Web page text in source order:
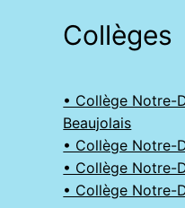
Collèges
• Collège Notre-
Beaujolais
• Collège Notre-
• Collège Notre-
• Collège Notre-